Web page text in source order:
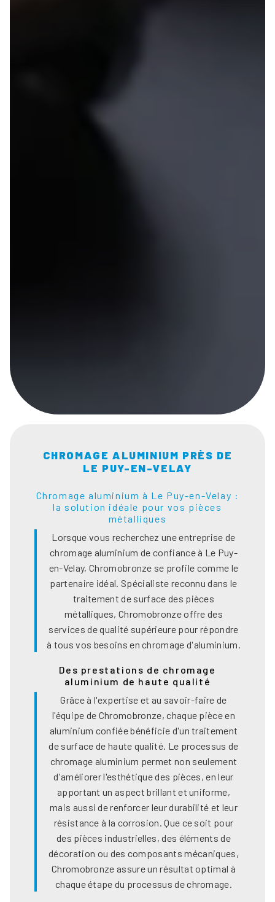
CHROMAGE ALUMINIUM PRÈS DE
LE PUY-EN-VELAY
Chromage aluminium à Le Puy-en-Velay :
la solution idéale pour vos pièces
métalliques
Lorsque vous recherchez une entreprise de
chromage aluminium de confiance à Le Puy-
en-Velay, Chromobronze se profile comme le
partenaire idéal. Spécialiste reconnu dans le
traitement de surface des pièces
métalliques, Chromobronze offre des
services de qualité supérieure pour répondre
à tous vos besoins en chromage d'aluminium.
Des prestations de chromage
aluminium de haute qualité
Grâce à l'expertise et au savoir-faire de
l'équipe de Chromobronze, chaque pièce en
aluminium confiée bénéficie d'un traitement
de surface de haute qualité. Le processus de
chromage aluminium permet non seulement
d'améliorer l'esthétique des pièces, en leur
apportant un aspect brillant et uniforme,
mais aussi de renforcer leur durabilité et leur
résistance à la corrosion. Que ce soit pour
des pièces industrielles, des éléments de
décoration ou des composants mécaniques,
Chromobronze assure un résultat optimal à
chaque étape du processus de chromage.